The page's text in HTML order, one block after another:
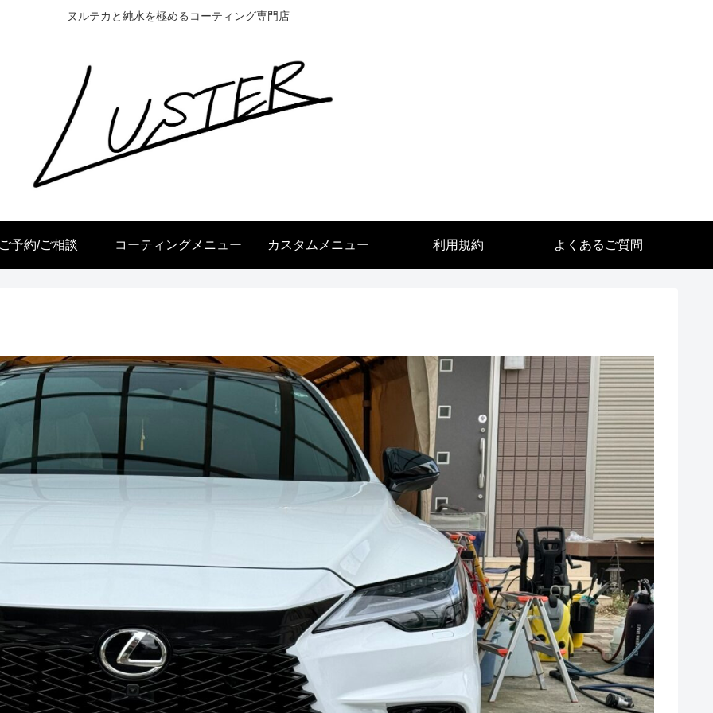
ヌルテカと純水を極めるコーティング専門店
予約/ご相談 コーティングメニュー カスタムメニュー 利用規約 よくあるご質問